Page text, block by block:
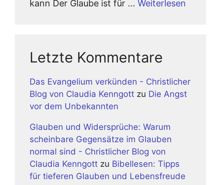
kann Der Glaube ist für ... Weiterlesen
Letzte Kommentare
Das Evangelium verkünden - Christlicher
Blog von Claudia Kenngott zu Die Angst
vor dem Unbekannten
Glauben und Widersprüche: Warum
scheinbare Gegensätze im Glauben
normal sind - Christlicher Blog von
Claudia Kenngott zu Bibellesen: Tipps
für tieferen Glauben und Lebensfreude